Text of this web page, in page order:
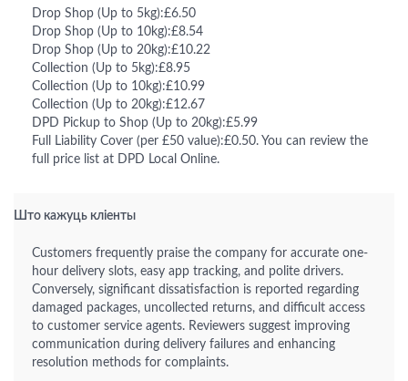
Drop Shop (Up to 5kg):£6.50
Drop Shop (Up to 10kg):£8.54
Drop Shop (Up to 20kg):£10.22
Collection (Up to 5kg):£8.95
Collection (Up to 10kg):£10.99
Collection (Up to 20kg):£12.67
DPD Pickup to Shop (Up to 20kg):£5.99
Full Liability Cover (per £50 value):£0.50. You can review the
full price list at DPD Local Online.
Што кажуць кліенты
Customers frequently praise the company for accurate one-
hour delivery slots, easy app tracking, and polite drivers.
Conversely, significant dissatisfaction is reported regarding
damaged packages, uncollected returns, and difficult access
to customer service agents. Reviewers suggest improving
communication during delivery failures and enhancing
resolution methods for complaints.